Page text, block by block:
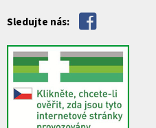
Sledujte nás: